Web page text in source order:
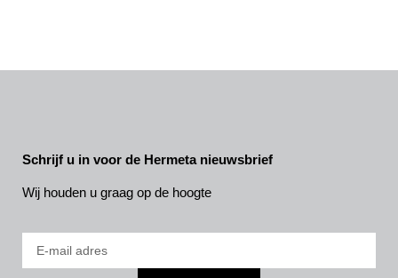
Schrijf u in voor de Hermeta nieuwsbrief
Wij houden u graag op de hoogte